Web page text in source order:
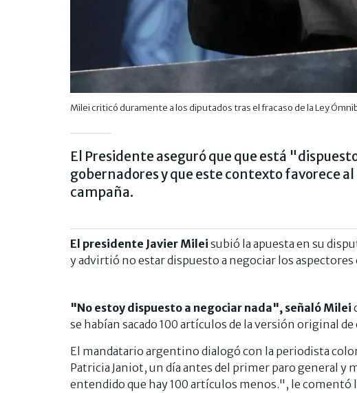
Milei criticó duramente a los diputados tras el fracaso de la Ley
El Presidente aseguró que que está
gobernadores y que este contexto favorece
campaña.
El presidente Javier Milei subió la apuesta en su
y advirtió no estar dispuesto a negociar los
"No estoy dispuesto a negociar nada", señaló Milei
se habían sacado 100 artículos de la versión original
El mandatario argentino dialogó con la periodista
Patricia Janiot, un día antes del primer paro general y
entendido que hay 100 artículos menos.", le